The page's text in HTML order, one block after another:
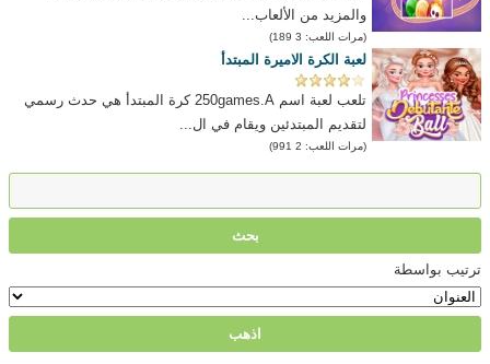
والمزيد من الألعاب...
(مرات اللعب: 3 189)
لعبة الكرة الاميرة المبتدأ
تلعب لعبة اسم 250games.A كرة المبتدأ هي حدث رسمي
لتقديم المبتدئين ويقام في ال...
(مرات اللعب: 2 991)
ترتيب بواسطة